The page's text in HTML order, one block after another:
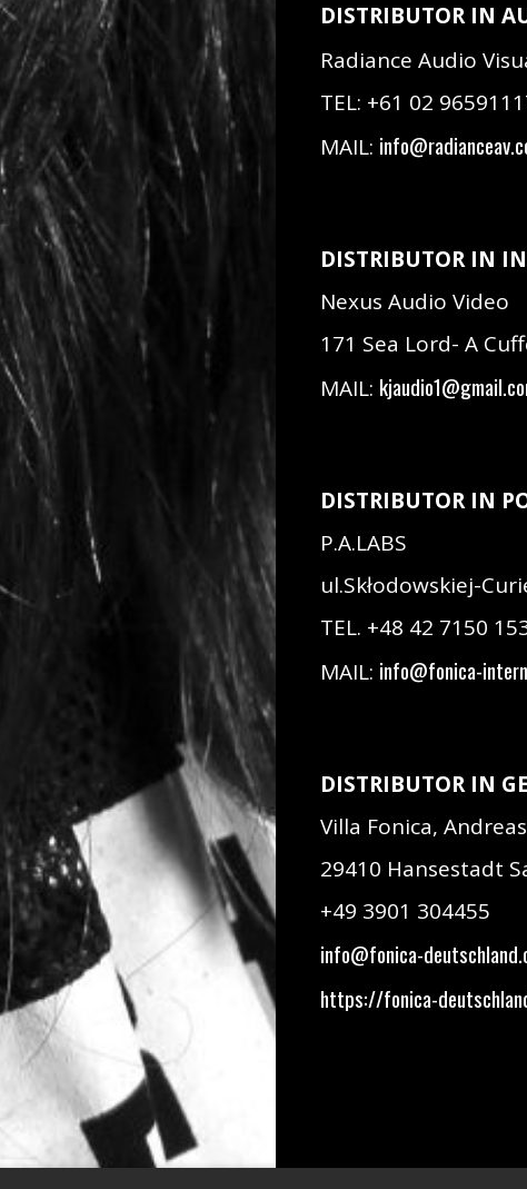
DISTRIBUTOR IN
Radiance Audio
TEL: +61 02
MAIL:
DISTRIBUTOR IN
Nexus Audio Video
171 Sea Lord- A
MAIL:
DISTRIBUTOR IN
P.A.LABS
ul.Skłodowskiej-
TEL. +48 42 7150
MAIL: info@fonica-
DISTRIBUTOR IN
Villa Fonica,
29410 Hansestadt
+49 3901 304455
info@fonica-
https://fonica-